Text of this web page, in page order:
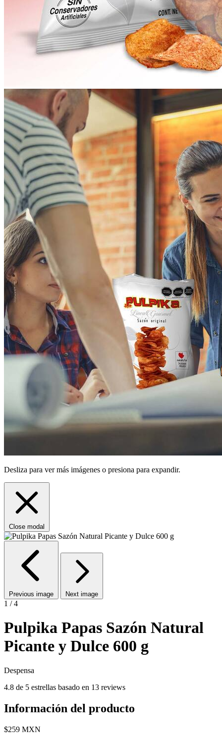
Desliza para ver más imágenes o presiona para expandir.
Close modal
Previous image Next image
1 / 4
Pulpika Papas Sazón Natural
Picante y Dulce 600 g
Despensa
4.8 de 5 estrellas basado en 13 reviews
Información del producto
$259 MXN